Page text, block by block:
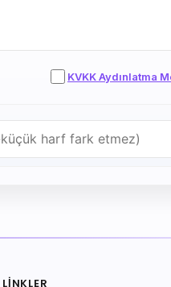
KVKK Aydınlatma